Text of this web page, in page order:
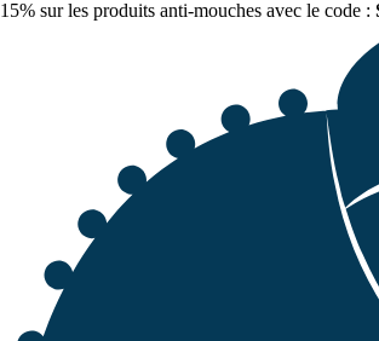
15% sur les produits anti-mouches avec le code :